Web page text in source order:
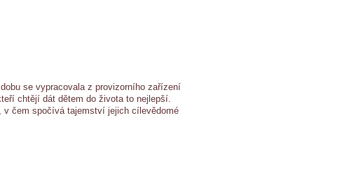
se vypracovala z provizorního zařízení
chtějí dát dětem do života to nejlepší.
v čem spočívá tajemství jejich cílevědomé